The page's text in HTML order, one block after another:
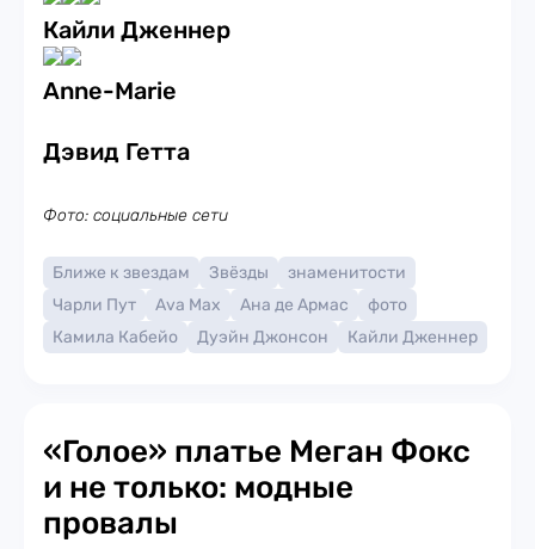
Кайли Дженнер
Anne-Marie
Дэвид Гетта
Фото: социальные сети
Ближе к звездам Звёзды
знаменитости
Чарли Пут
Ava Max Ана де Армас
фото
Камила Кабейо
Дуэйн Джонсон Кайли Дженнер
«Голое» платье Меган Фокс
и не только: модные
провалы